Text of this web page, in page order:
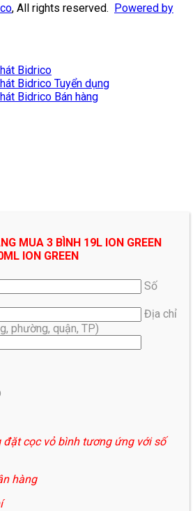
, All rights reserved. Powered by
Bidrico
Bidrico Tuyển dụng
Bidrico Bán hàng
MUA 3 BÌNH 19L ION GREEN
ION GREEN
Số
Địa chỉ
phường, quận, TP)
đặt cọc vỏ bình tương ứng với số
hàng